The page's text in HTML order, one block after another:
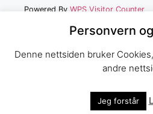
Powered By WPS Visitor Counter
Norges Havfiskeforbund
Personvern
Denne nettsiden bruker
andre
Jeg forstår